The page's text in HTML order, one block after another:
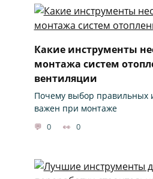
Какие инструменты
монтажа систем
вентиляции
Почему выбор правильных
важен при монтаже
0 0